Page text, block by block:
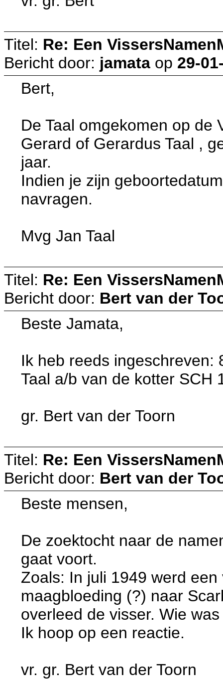
Titel: Re: Een
Bericht door: jamata op 29-
Bert,
De Taal omgekomen op de
Gerard of Gerardus Taal ,
jaar.
Indien je zijn
navragen.
Mvg Jan Taal
Titel: Re: Een
Bericht door: Bert van der
Beste Jamata,
Ik heb reeds
Taal a/b van de kotter
gr. Bert van der Toorn
Titel: Re: Een
Bericht door: Bert van der
Beste mensen,
De zoektocht naar de
gaat voort.
Zoals: In juli 1949 werd
maagbloeding (?) naar
overleed de visser. Wie
Ik hoop op een reactie.
vr. gr. Bert van der Toorn